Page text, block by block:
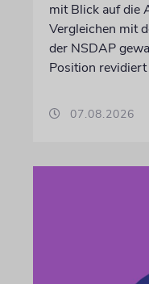
mit Blick auf die
Vergleichen mit
der NSDAP
Position revidiert
07.08.2026